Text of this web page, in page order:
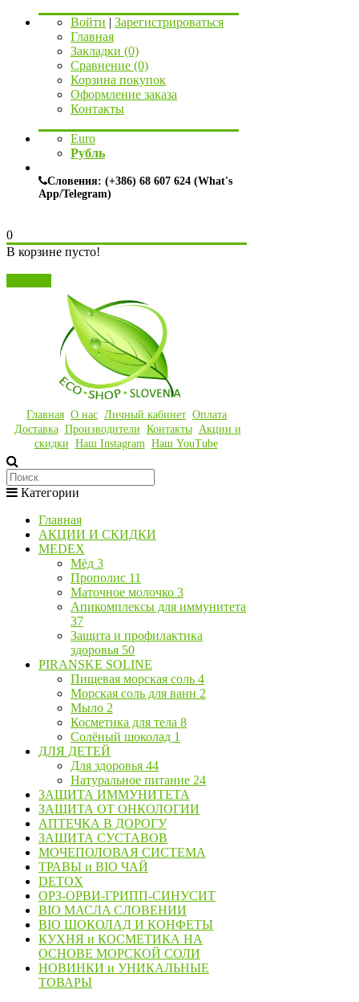
Войти | Зарегистрироваться
Главная
Закладки (0)
Сравнение (0)
Корзина покупок
Оформление заказа
Контакты
Euro
Рубль
Словения: (+386) 68 607 624 (What's
App/Telegram)
0
В корзине пусто!
Главная О нас Личный кабинет Оплата
Доставка Производители Контакты Акции и
скидки Наш Instagram Наш YouTube
Категории
Главная
АКЦИИ И СКИДКИ
MEDEX
Мёд 3
Прополис 11
Маточное молочко 3
Апикомплексы для иммунитета
37
Защита и профилактика
здоровья 50
PIRANSKE SOLINE
Пищевая морская соль 4
Морская соль для ванн 2
Мыло 2
Косметика для тела 8
Солёный шоколад 1
ДЛЯ ДЕТЕЙ
Для здоровья 44
Натуральное питание 24
ЗАЩИТА ИММУНИТЕТА
ЗАЩИТА ОТ ОНКОЛОГИИ
АПТЕЧКА В ДОРОГУ
ЗАЩИТА СУСТАВОВ
МОЧЕПОЛОВАЯ СИСТЕМА
ТРАВЫ и BIO ЧАЙ
DETOX
ОРЗ-ОРВИ-ГРИПП-СИНУСИТ
BIO МАСЛA СЛОВЕНИИ
BIO ШОКОЛАД И КОНФЕТЫ
КУХНЯ и КОСМЕТИКА НА
ОСНОВЕ МОРСКОЙ СОЛИ
НОВИНКИ и УНИКАЛЬНЫЕ
ТОВАРЫ